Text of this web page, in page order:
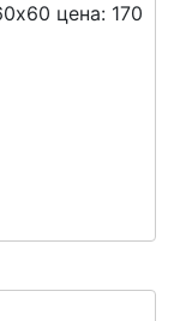
цена: 170